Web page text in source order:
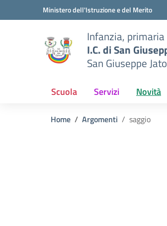
Vai ai contenuti
Vai al menu di navigazioneMinistero dell'Istruzione e del Merito
Infanzia,
I.C. di San
San Giuseppe
Scuola Servizi Novità
Home Argomenti saggio